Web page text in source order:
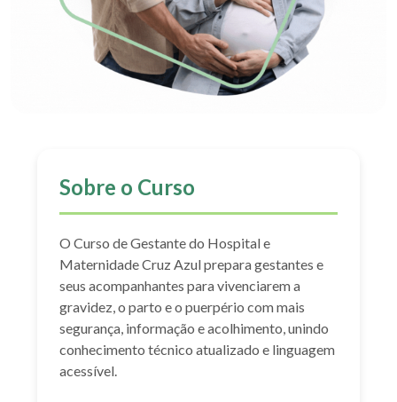
Sobre o Curso
O Curso de Gestante do Hospital e
Maternidade Cruz Azul prepara gestantes e
seus acompanhantes para vivenciarem a
gravidez, o parto e o puerpério com mais
segurança, informação e acolhimento, unindo
conhecimento técnico atualizado e linguagem
acessível.